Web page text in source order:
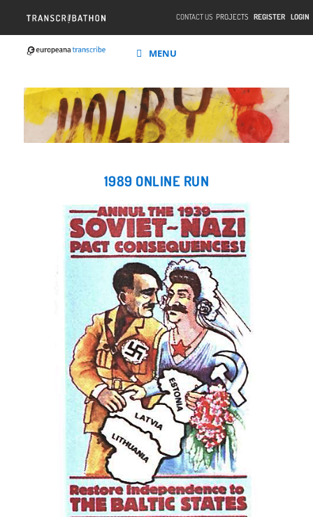
CONTACT US PROJECTS REGISTER LOGIN
MENU
1989 ONLINE RUN